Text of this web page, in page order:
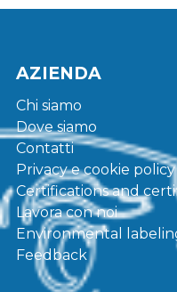
AZIENDA
Chi siamo
Dove siamo
Contatti
Privacy e cookie policy
Certifications and
Lavora con noi
Environmental
Feedback